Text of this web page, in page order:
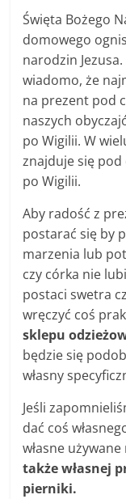
wskazówki
poradniki
na
każdy
temat
Święta Bożego
domowego
narodzin
wiadomo, że
na prezent pod
naszych
po Wigilii. W
znajduje się
po Wigilii.
Aby radość z
postarać się by
marzenia lub
czy córka nie
postaci swetra
wręczyć coś
sklepu
będzie się
własny
Jeśli
dać coś
własne używane
także własnej
pierniki.